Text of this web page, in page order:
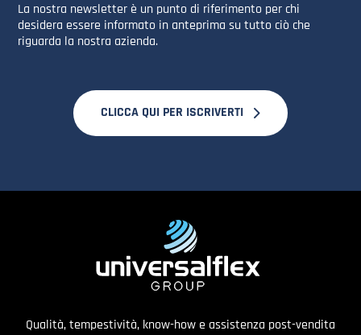
La nostra newsletter è un punto di riferimento per chi
desidera essere informato in anteprima su tutto ciò che
riguarda la nostra azienda.
CLICCA QUI PER ISCRIVERTI
Qualità, tempestività, know-how e assistenza post-vendita